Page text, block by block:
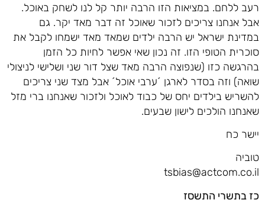
רעב ללחם. במציאות הזו הרבה יותר קל לנו לשחק באוכל.
אבל אנחנו צריכים לזכור שאוכל זה דבר מאד יקר. גם
במדינת ישראל יש הרבה ילדים שמאד מאד ישמחו לקבל את
סוכרית הטופי הזו. זה נכון שאי אפשר לחיות כל הזמן
בהרגשה כזו (שנפוצה הרבה מאד שצל דור שני ושלישי לניצולי
שואה) וזה בסדר לארגן ´ערבי אוכל´ אבל מצד שני צריכים
להשריש בילדים יחס של כבוד לאוכל ולזכור שאנחנו ברי מזל
שאנחנו הולכים לישון שבעים.
יישר כח
טוביה
tsbias@actcom.co.il
כז בתשרי התשסז